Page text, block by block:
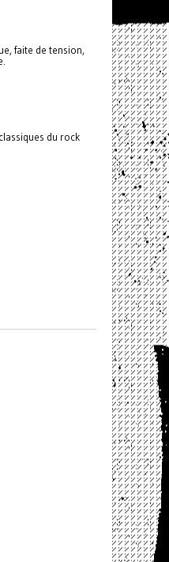
faite de tension,
du rock